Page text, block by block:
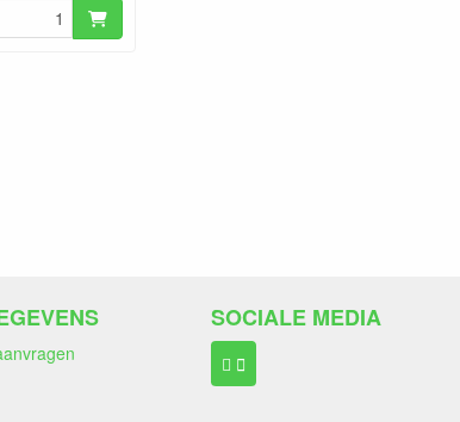
SOCIALE MEDIA